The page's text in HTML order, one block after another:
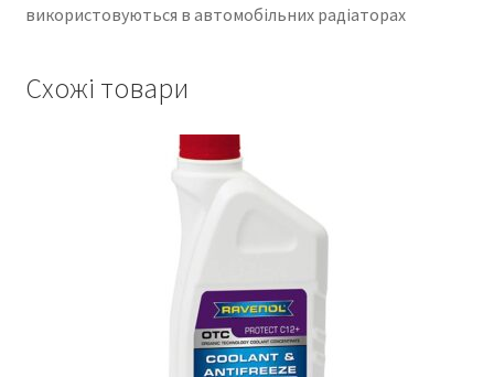
використовуються в автомобільних радіаторах
Схожі товари